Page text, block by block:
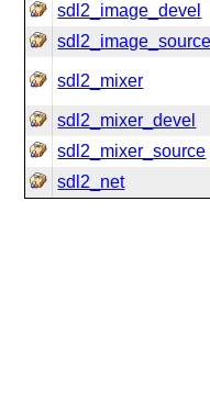
sdl2_image_devel
sdl2_image_source
sdl2_mixer
sdl2_mixer_devel
sdl2_mixer_source
sdl2_net